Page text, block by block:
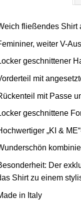
fließendes Shirt
weiter V-
geschnittener
mit
mit Passe
geschnittene
„KI &
Der
Shirt zu einem
in Italy